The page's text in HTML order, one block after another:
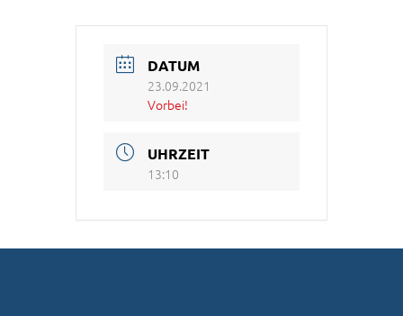
DATUM
23.09.2021
Vorbei!
UHRZEIT
13:10